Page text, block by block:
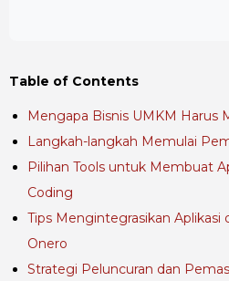
Table of Contents
Mengapa Bisnis UMKM Harus
Langkah-langkah Memulai
Pilihan Tools untuk Membuat
Coding
Tips Mengintegrasikan Aplikasi
Onero
Strategi Peluncuran dan